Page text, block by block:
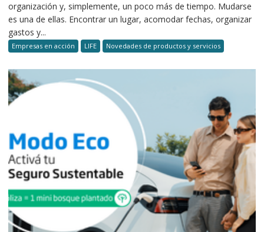
organización y, simplemente, un poco más de tiempo. Mudarse
es una de ellas. Encontrar un lugar, acomodar fechas, organizar
gastos y...
Empresas en acción LIFE Novedades de productos y servicios